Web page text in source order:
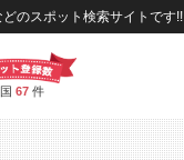
のスポット検索サイトです!!
67件